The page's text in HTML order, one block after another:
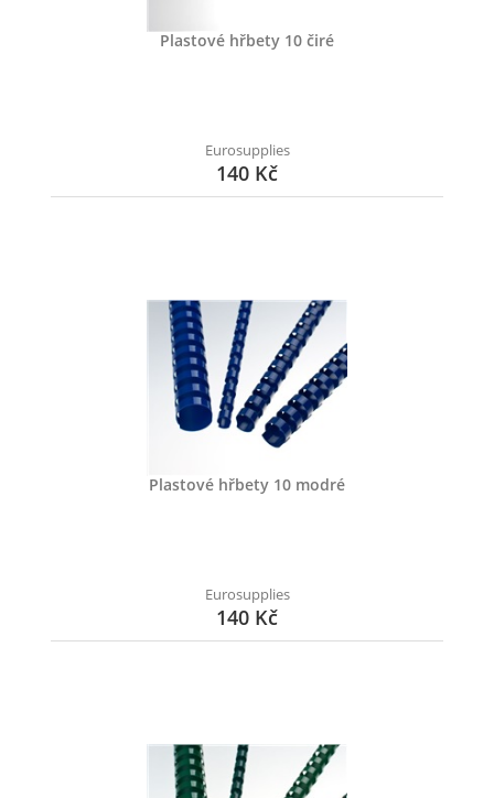
Plastové hřbety 10 čiré
Eurosupplies
140 Kč
Plastové hřbety 10 modré
Eurosupplies
140 Kč